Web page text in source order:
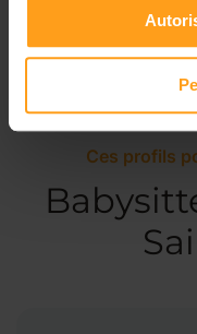
Garde d’enfants
Ces profils